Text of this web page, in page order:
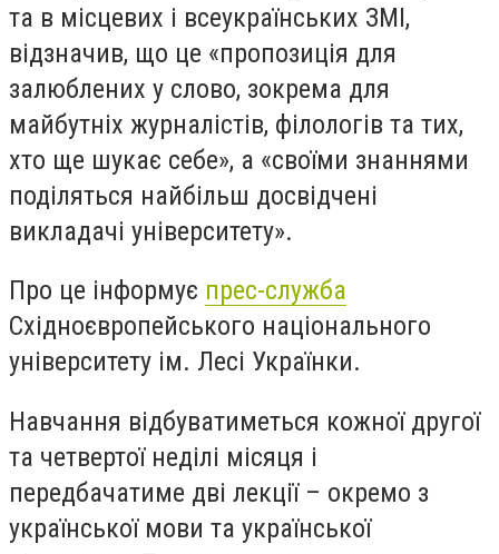
та в місцевих і всеукраїнських ЗМІ,
відзначив, що це «пропозиція для
залюблених у слово, зокрема для
майбутніх журналістів, філологів та тих,
хто ще шукає себе», а «своїми знаннями
поділяться найбільш досвідчені
викладачі університету».
Про це інформує прес-служба
Східноєвропейського національного
університету ім. Лесі Українки.
Навчання відбуватиметься кожної другої
та четвертої неділі місяця і
передбачатиме дві лекції – окремо з
української мови та української